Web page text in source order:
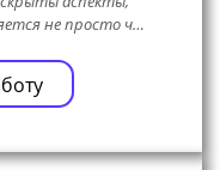
не просто ч…